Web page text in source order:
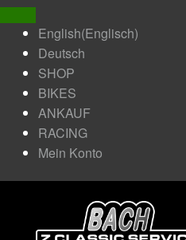
English(Englisch)
Deutsch
SHOP
BIKES
ANKAUF
RACING
Mein Konto